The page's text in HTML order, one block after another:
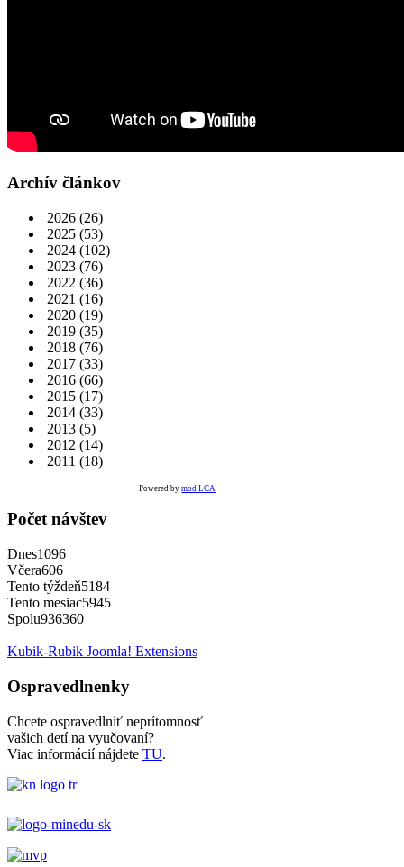
Archív článkov
2026 (26)
2025 (53)
2024 (102)
2023 (76)
2022 (36)
2021 (16)
2020 (19)
2019 (35)
2018 (76)
2017 (33)
2016 (66)
2015 (17)
2014 (33)
2013 (5)
2012 (14)
2011 (18)
Powered bymod LCA
Počet návštev
Dnes1096
Včera606
Tento týždeň5184
Tento mesiac5945
Spolu936360
Kubik-Rubik Joomla! Extensions
Ospravedlnenky
Chcete ospravedlniť neprítomnosť
vašich detí na vyučovaní?
Viac informácií nájdete TU.